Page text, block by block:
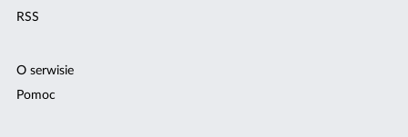
RSS
O serwisie
Pomoc